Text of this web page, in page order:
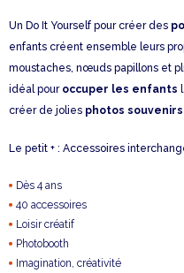
Un Do It Yourself pour créer des
enfants créent ensemble leurs
moustaches, nœuds papillons et
idéal pouroccuper les enfants
créer de jolies photos souvenirs
Le petit + : Accessoires
Dès 4 ans
40 accessoires
Loisir créatif
Photobooth
Imagination, créativité